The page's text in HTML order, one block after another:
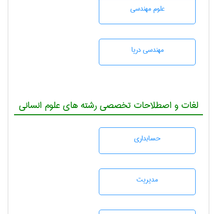
علوم مهندسی
مهندسی دریا
لغات و اصطلاحات تخصصی رشته های علوم انسانی
حسابداری
مديريت